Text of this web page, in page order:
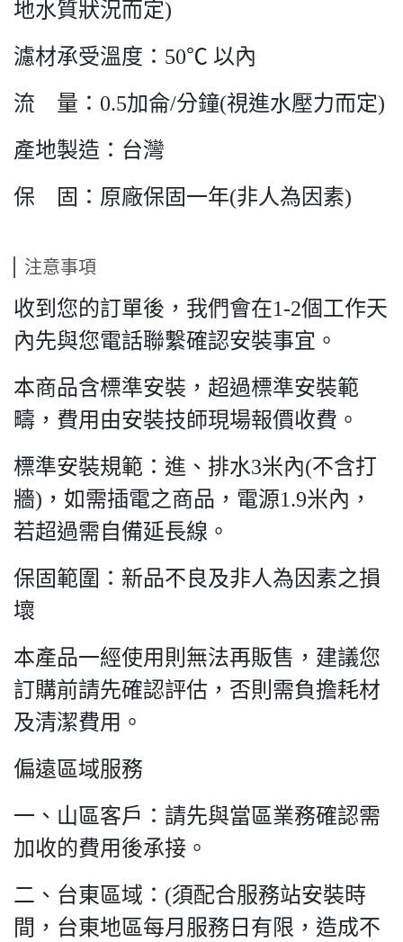
地水質狀況而定)
濾材承受溫度：50℃ 以內
流 量：0.5加侖/分鐘(視進水壓力而定)
產地製造：台灣
保 固：原廠保固一年(非人為因素)
注意事項
收到您的訂單後，我們會在1-2個工作天
內先與您電話聯繫確認安裝事宜。
本商品含標準安裝，超過標準安裝範
疇，費用由安裝技師現場報價收費。
標準安裝規範：進、排水3米內(不含打
牆)，如需插電之商品，電源1.9米內，
若超過需自備延長線。
保固範圍：新品不良及非人為因素之損
壞
本產品一經使用則無法再販售，建議您
訂購前請先確認評估，否則需負擔耗材
及清潔費用。
偏遠區域服務
一、山區客戶：請先與當區業務確認需
加收的費用後承接。
二、台東區域：(須配合服務站安裝時
間，台東地區每月服務日有限，造成不